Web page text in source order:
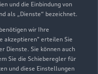
und die Einbindung von
als „Dienste“ bezeichnet.
wir Ihre
akzeptieren" erteilen Sie
Dienste. Sie können auch
Sie die Schieberegler für
und diese Einstellungen